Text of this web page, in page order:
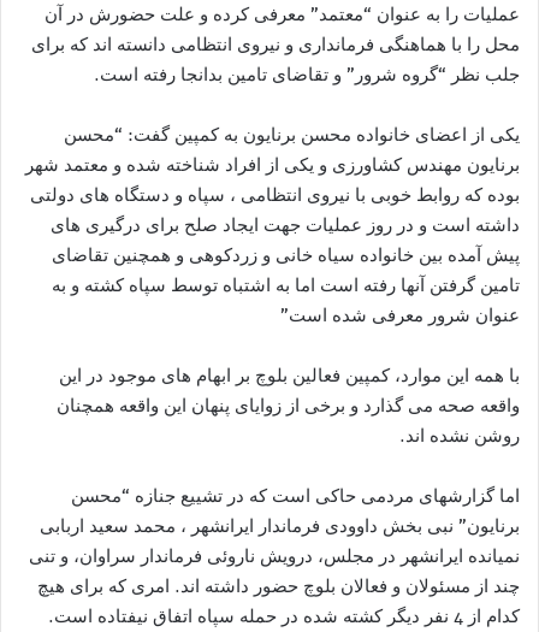
عملیات را به عنوان “معتمد” معرفی کرده و علت حضورش در آن
محل را با هماهنگی فرمانداری و نیروی انتظامی دانسته اند که برای
جلب نظر “گروه شرور” و تقاضای تامین بدانجا رفته است.
یکی از اعضای خانواده محسن برنایون به کمپین گفت: “محسن
برنایون مهندس کشاورزی و یکی از افراد شناخته شده و معتمد شهر
بوده که روابط خوبی با نیروی انتظامی ، سپاه و دستگاه های دولتی
داشته است و در روز عملیات جهت ایجاد صلح برای درگیری های
پیش آمده بین خانواده سیاه خانی و زردکوهی و همچنین تقاضای
تامین گرفتن آنها رفته است اما به اشتباه توسط سپاه کشته و به
عنوان شرور معرفی شده است”
با همه این موارد، کمپین فعالین بلوچ بر ابهام های موجود در این
واقعه صحه می گذارد و برخی از زوایای پنهان این واقعه همچنان
روشن نشده اند.
اما گزارشهای مردمی حاکی است که در تشییع جنازه “محسن
برنایون” نبی بخش داوودی فرماندار ایرانشهر ، محمد سعید اربابی
نمیانده ایرانشهر در مجلس، درویش ناروئی فرماندار سراوان، و تنی
چند از مسئولان و فعالان بلوچ حضور داشته اند. امری که برای هیچ
کدام از 4 نفر دیگر کشته شده در حمله سپاه اتفاق نیفتاده است.